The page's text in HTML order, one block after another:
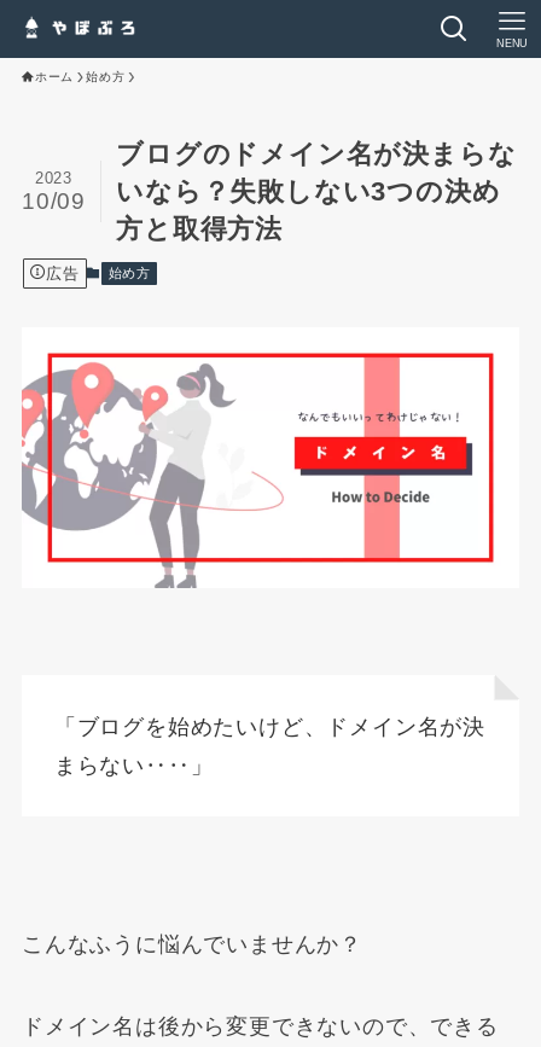
NENU
ホーム 始め方
ブログのドメイン名が決まらな
いなら？失敗しない3つの決め
方と取得方法
2023
10/09
広告 始め方
「ブログを始めたいけど、ドメイン名が決
まらない‥‥」
こんなふうに悩んでいませんか？
ドメイン名は後から変更できないので、できる